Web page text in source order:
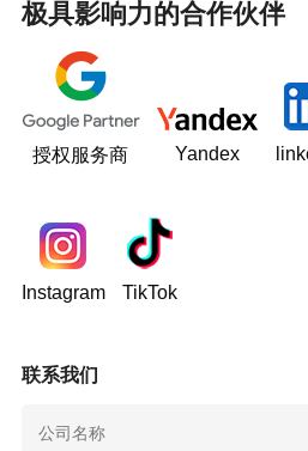
极具影响力的合作伙伴
授权服务商 Yandex
Instagram TikTok
联系我们